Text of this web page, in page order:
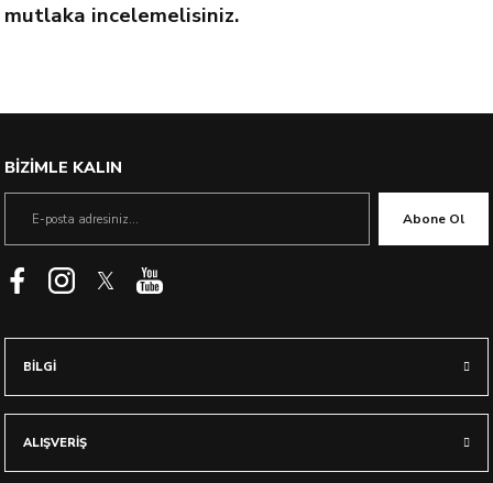
mutlaka incelemelisiniz.
BİZİMLE KALIN
Abone Ol
BİLGİ
ALIŞVERİŞ